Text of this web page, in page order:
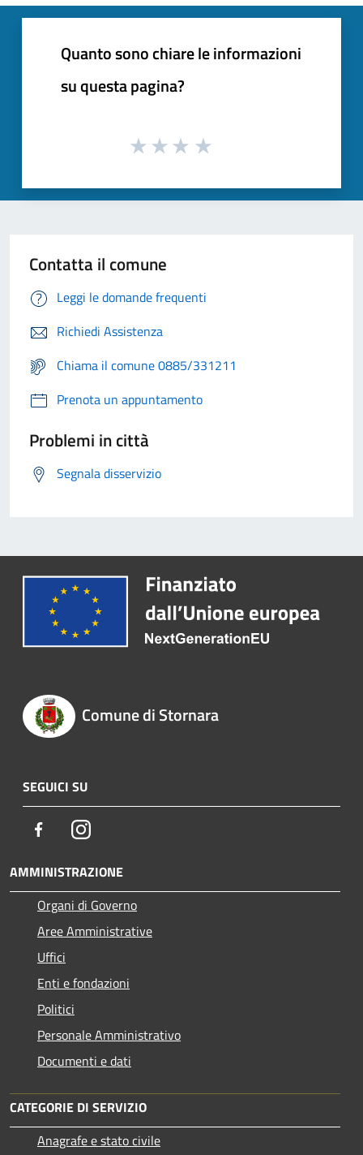
Quanto sono chiare le informazioni
su questa pagina?
Contatta il comune
Leggi le domande frequenti
Richiedi Assistenza
Chiama il comune 0885/331211
Prenota un appuntamento
Problemi in città
Segnala disservizio
Comune di Stornara
SEGUICI SU
FacebookInstagram
AMMINISTRAZIONE
Organi di Governo
Aree Amministrative
Uffici
Enti e fondazioni
Politici
Personale Amministrativo
Documenti e dati
CATEGORIE DI SERVIZIO
Anagrafe e stato civile